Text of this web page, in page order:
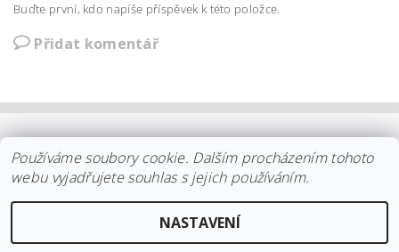
Buďte první, kdo napíše příspěvek k této položce.
Přidat komentář
| KOLEKCE STELTON | DISTRIBUCE IITTALA |
REKLAMACE/ODSTOUPENÍ | VŠE O NÁKUPU | KDO JSME
KONTAKT
2026 ©arki.cz, všechna práva vyhrazena
Používáme soubory cookie. Dalším procházením tohoto
webu vyjadřujete souhlas s jejich používáním.
NASTAVENÍ